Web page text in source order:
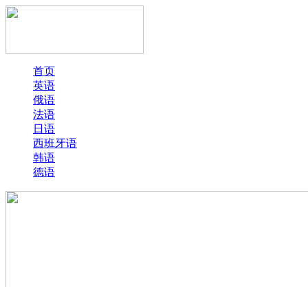
首页
英语
俄语
法语
日语
西班牙语
韩语
德语